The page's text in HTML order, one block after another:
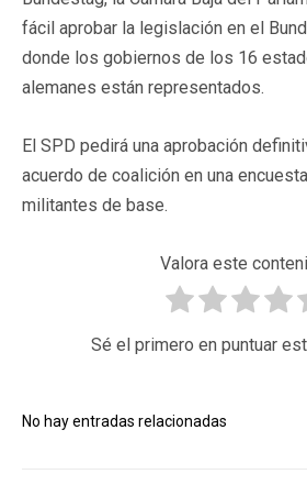
fácil aprobar la legislación en el
donde los gobiernos de los 16
alemanes están representados.
El SPD pedirá una aprobación
acuerdo de coalición en una
militantes de base.
Valora este
Sé el primero en puntuar
No hay entradas relacionadas